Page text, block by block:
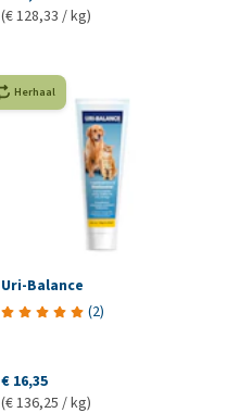
(€ 128,33 / kg)
Herhaal
Uri-Balance
(2)
€ 16,35
(€ 136,25 / kg)